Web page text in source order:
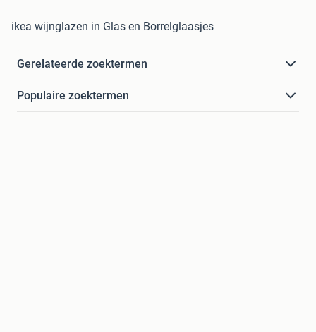
ikea wijnglazen in Glas en Borrelglaasjes
Gerelateerde zoektermen
Populaire zoektermen